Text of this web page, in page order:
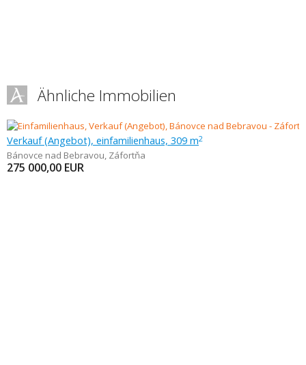
Ähnliche Immobilien
Verkauf (Angebot), einfamilienhaus, 309 m2
Bánovce nad Bebravou, Záfortňa
275 000,00 EUR